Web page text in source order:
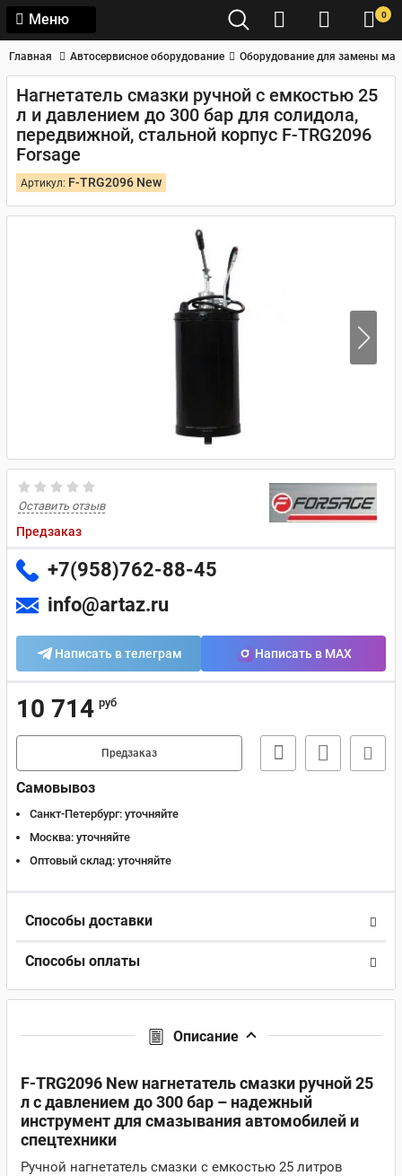
Меню 0
Главная Автосервисное оборудование Оборудование для замены
Нагнетатель смазки ручной с емкостью 25
л и давлением до 300 бар для солидола,
передвижной, стальной корпус F-TRG2096
Forsage
Артикул: F-TRG2096 New
Оставить отзыв
Предзаказ
+7(958)762-88-45
info@artaz.ru
Написать в телеграм Написать в MAX
10 714 руб
Предзаказ
Самовывоз
Санкт-Петербург: уточняйте
Москва: уточняйте
Оптовый склад: уточняйте
Способы доставки
Способы оплаты
Описание
F-TRG2096 New нагнетатель смазки ручной 25
л с давлением до 300 бар – надежный
инструмент для смазывания автомобилей и
спецтехники
Ручной нагнетатель смазки с емкостью 25 литров